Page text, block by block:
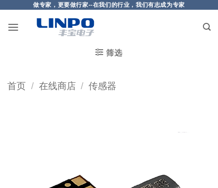
做专家，更要做行家--在我们的行业，我们有志成为专家
筛选
首页 / 在线商店 / 传感器